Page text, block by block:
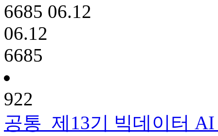
6685 06.12
06.12
6685
922
공통 제13기 빅데이터